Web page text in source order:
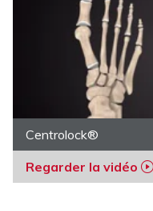
Centrolock®
Regarder la vidéo